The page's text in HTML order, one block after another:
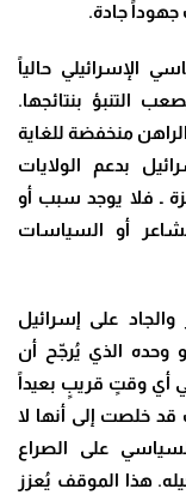
جادة.
الإسرائيلي حالياً
التنبؤ بنتائجها.
منخفضة للغاية
بدعم الولايات
ـ فلا يوجد سبب أو
أو السياسات
على إسرائيل
وحده الذي يُرجّح أن
أي وقتٍ قريبٍ بعيداً
خلصت إلى أنها لا
على الصراع
هذا الموقف يُعزز